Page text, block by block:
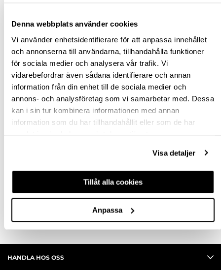
Denna webbplats använder cookies
Vi använder enhetsidentifierare för att anpassa innehållet
och annonserna till användarna, tillhandahålla funktioner
för sociala medier och analysera vår trafik. Vi
vidarebefordrar även sådana identifierare och annan
information från din enhet till de sociala medier och
annons- och analysföretag som vi samarbetar med. Dessa
kan i sin tur kombinera informationen med annan
information som du har tillhandahållit eller som de har
Visa detaljer
Tillåt alla cookies
Anpassa
VÄLJ VARIANT
Snabba leveranser
Hämta i butik
Ledande leverantör i Sverige
RECENSIONER
HANDLA HOS OSS